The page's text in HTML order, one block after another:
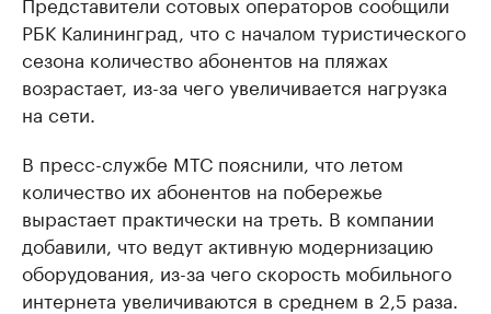
РБК Калининград, что с началом туристического
сезона количество абонентов на пляжах
возрастает, из-за чего увеличивается нагрузка
на сети.
В пресс-службе МТС пояснили, что летом
количество их абонентов на побережье
вырастает практически на треть. В компании
добавили, что ведут активную модернизацию
оборудования, из-за чего скорость мобильного
интернета увеличиваются в среднем в 2,5 раза.